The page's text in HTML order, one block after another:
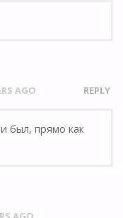
AGO REPLY
был, прямо как